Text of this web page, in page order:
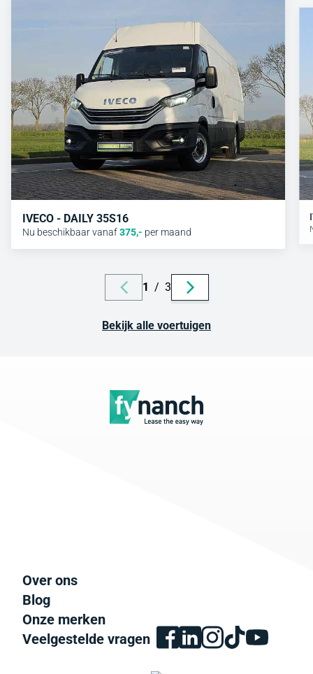
IVECO - DAILY 35S16
Nu beschikbaar vanaf375,- per maand
1 / 3
Bekijk alle voertuigen
Over ons
Blog
Onze merken
Veelgestelde vragen